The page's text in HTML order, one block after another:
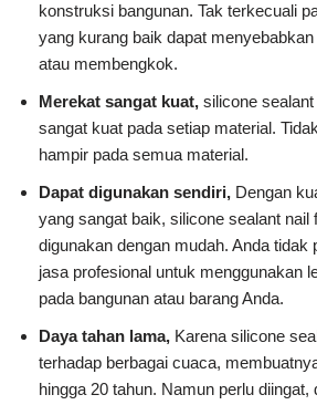
konstruksi bangunan. Tak terkecuali
yang kurang baik dapat
atau membengkok.
Merekat sangat kuat, silicone
sangat kuat pada setiap material.
hampir pada semua material.
Dapat digunakan sendiri, Dengan
yang sangat baik, silicone sealant nail
digunakan dengan mudah. Anda tidak
jasa profesional untuk menggunakan
pada bangunan atau barang Anda.
Daya tahan lama, Karena silicone
terhadap berbagai cuaca,
hingga 20 tahun. Namun perlu diingat,